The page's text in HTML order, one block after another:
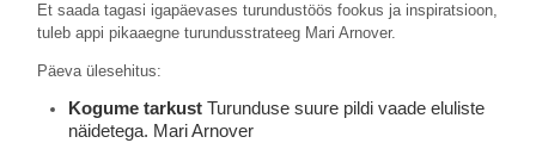
Et saada tagasi igapäevases turundustöös fookus ja inspiratsioon,
tuleb appi pikaaegne turundusstrateeg Mari Arnover.
Päeva ülesehitus:
Kogume tarkust Turunduse suure pildi vaade eluliste
näidetega. Mari Arnover